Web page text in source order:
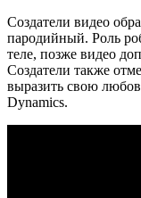
Создатели видео
пародийный. Роль
теле, позже видео
Создатели также
выразить свою
Dynamics.